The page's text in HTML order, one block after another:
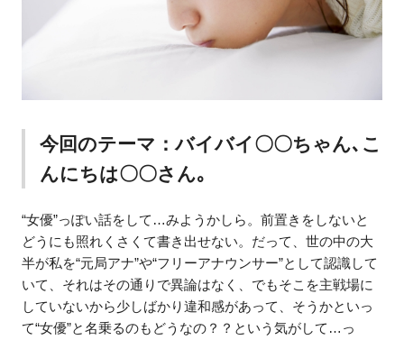
今回のテーマ：バイバイ〇〇ちゃん､こ
んにちは〇〇さん｡
“女優”っぽい話をして…みようかしら。前置きをしないと
どうにも照れくさくて書き出せない。だって、世の中の大
半が私を“元局アナ”や“フリーアナウンサー”として認識して
いて、それはその通りで異論はなく、でもそこを主戦場に
していないから少しばかり違和感があって、そうかといっ
て“女優”と名乗るのもどうなの？？という気がして…っ